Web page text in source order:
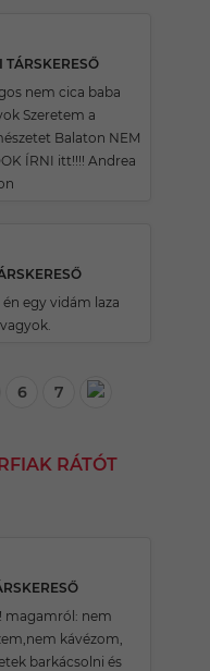
TÁRSKERESŐ
nem cica baba
Szeretem a
Balaton NEM
ÍRNI itt!!!! Andrea
én egy vidám laza
6 7
RÁTÓT
magamról: nem
kávézom,
barkácsolni és